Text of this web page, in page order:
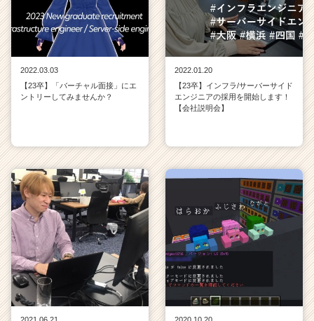
2022.03.03
【23卒】「バーチャル面接」にエ
ントリーしてみませんか？
2022.01.20
【23卒】インフラ/サーバーサイド
エンジニアの採用を開始します！
【会社説明会】
2021.06.21
2020.10.20